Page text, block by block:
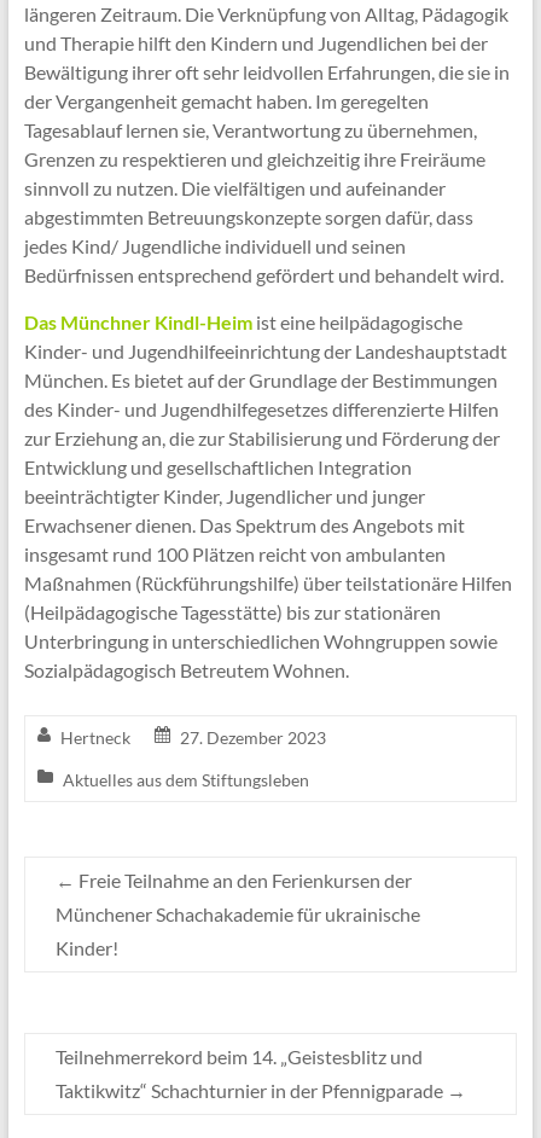
längeren Zeitraum. Die Verknüpfung von Alltag, Pädagogik
und Therapie hilft den Kindern und Jugendlichen bei der
Bewältigung ihrer oft sehr leidvollen Erfahrungen, die sie in
der Vergangenheit gemacht haben. Im geregelten
Tagesablauf lernen sie, Verantwortung zu übernehmen,
Grenzen zu respektieren und gleichzeitig ihre Freiräume
sinnvoll zu nutzen. Die vielfältigen und aufeinander
abgestimmten Betreuungskonzepte sorgen dafür, dass
jedes Kind/ Jugendliche individuell und seinen
Bedürfnissen entsprechend gefördert und behandelt wird.
Das Münchner Kindl-Heimist eine heilpädagogische
Kinder- und Jugendhilfeeinrichtung der Landeshauptstadt
München. Es bietet auf der Grundlage der Bestimmungen
des Kinder- und Jugendhilfegesetzes differenzierte Hilfen
zur Erziehung an, die zur Stabilisierung und Förderung der
Entwicklung und gesellschaftlichen Integration
beeinträchtigter Kinder, Jugendlicher und junger
Erwachsener dienen. Das Spektrum des Angebots mit
insgesamt rund 100 Plätzen reicht von ambulanten
Maßnahmen (Rückführungshilfe) über teilstationäre Hilfen
(Heilpädagogische Tagesstätte) bis zur stationären
Unterbringung in unterschiedlichen Wohngruppen sowie
Sozialpädagogisch Betreutem Wohnen.
Hertneck 27. Dezember 2023
Aktuelles aus dem Stiftungsleben
← Freie Teilnahme an den Ferienkursen der
Münchener Schachakademie für ukrainische
Kinder!
Teilnehmerrekord beim 14. „Geistesblitz und
Taktikwitz“ Schachturnier in der Pfennigparade →